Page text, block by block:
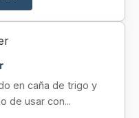
en caña de trigo y
de usar con...